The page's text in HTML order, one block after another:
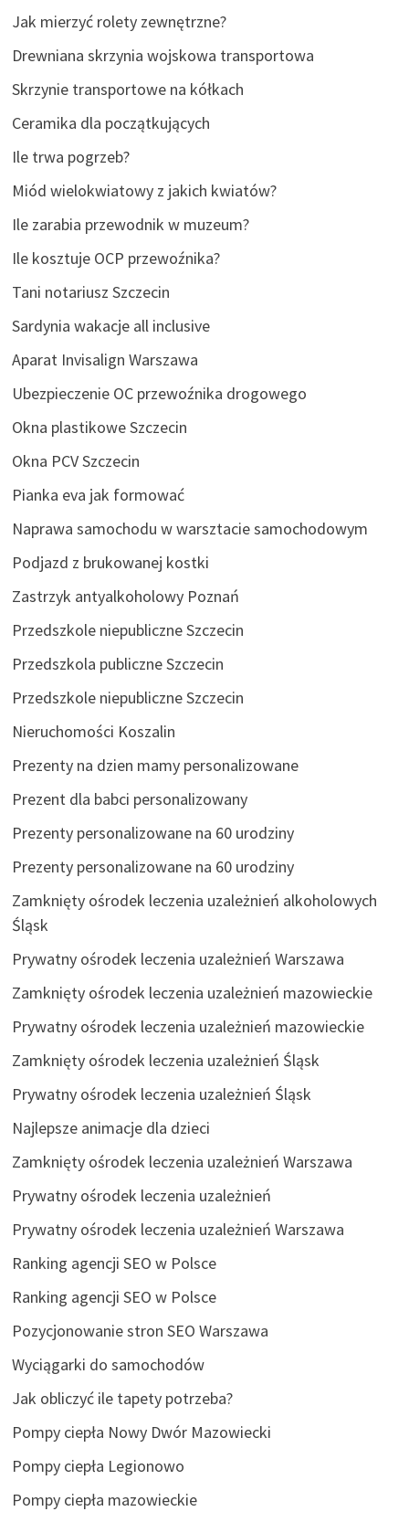
Jak mierzyć rolety zewnętrzne?
Drewniana skrzynia wojskowa transportowa
Skrzynie transportowe na kółkach
Ceramika dla początkujących
Ile trwa pogrzeb?
Miód wielokwiatowy z jakich kwiatów?
Ile zarabia przewodnik w muzeum?
Ile kosztuje OCP przewoźnika?
Tani notariusz Szczecin
Sardynia wakacje all inclusive
Aparat Invisalign Warszawa
Ubezpieczenie OC przewoźnika drogowego
Okna plastikowe Szczecin
Okna PCV Szczecin
Pianka eva jak formować
Naprawa samochodu w warsztacie samochodowym
Podjazd z brukowanej kostki
Zastrzyk antyalkoholowy Poznań
Przedszkole niepubliczne Szczecin
Przedszkola publiczne Szczecin
Przedszkole niepubliczne Szczecin
Nieruchomości Koszalin
Prezenty na dzien mamy personalizowane
Prezent dla babci personalizowany
Prezenty personalizowane na 60 urodziny
Prezenty personalizowane na 60 urodziny
Zamknięty ośrodek leczenia uzależnień alkoholowych
Śląsk
Prywatny ośrodek leczenia uzależnień Warszawa
Zamknięty ośrodek leczenia uzależnień mazowieckie
Prywatny ośrodek leczenia uzależnień mazowieckie
Zamknięty ośrodek leczenia uzależnień Śląsk
Prywatny ośrodek leczenia uzależnień Śląsk
Najlepsze animacje dla dzieci
Zamknięty ośrodek leczenia uzależnień Warszawa
Prywatny ośrodek leczenia uzależnień
Prywatny ośrodek leczenia uzależnień Warszawa
Ranking agencji SEO w Polsce
Ranking agencji SEO w Polsce
Pozycjonowanie stron SEO Warszawa
Wyciągarki do samochodów
Jak obliczyć ile tapety potrzeba?
Pompy ciepła Nowy Dwór Mazowiecki
Pompy ciepła Legionowo
Pompy ciepła mazowieckie